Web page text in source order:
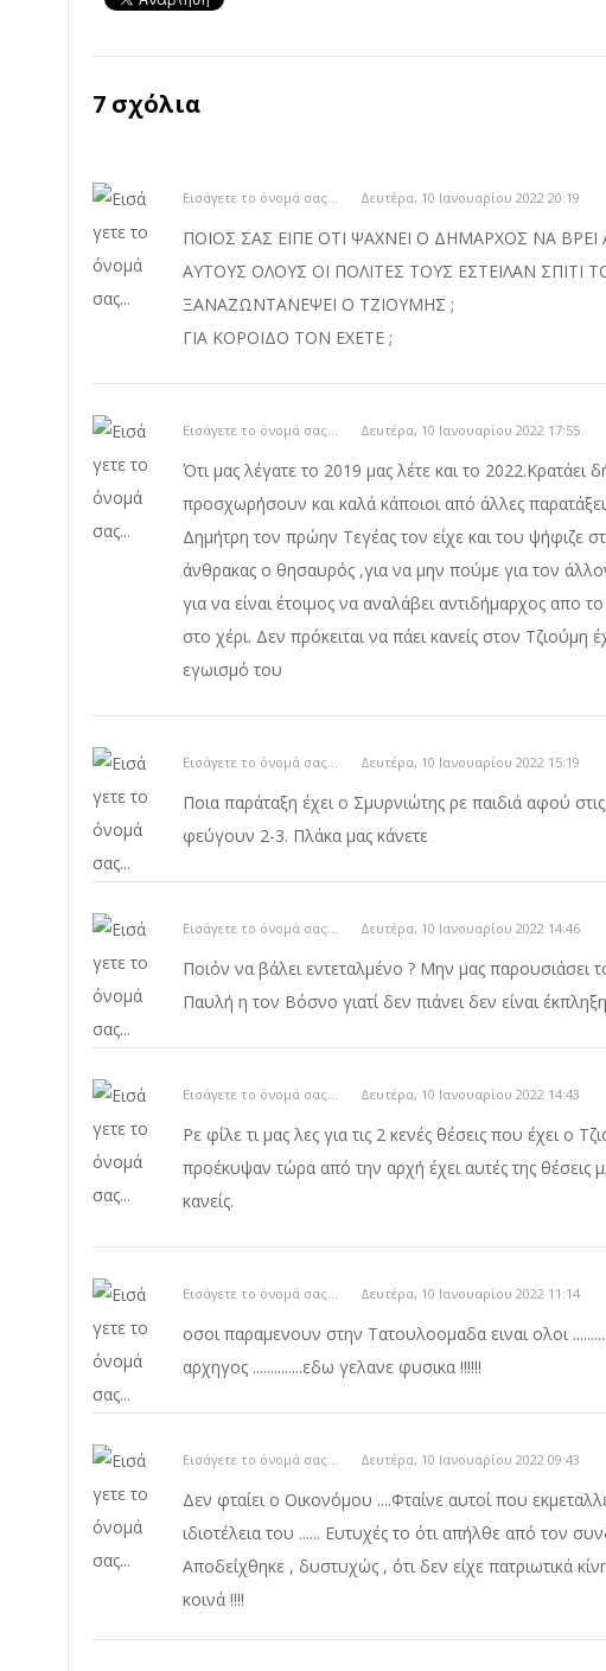
7 σχόλια
Εισάγετε το όνομά σας... Δευτέρα, 10 Ιανουαρίου 2022 20:19
ΠΟΙΟΣ ΣΑΣ ΕΙΠΕ ΟΤΙ ΨΑΧΝΕΙ Ο ΔΗΜΑΡΧΟΣ ΝΑ ΒΡΕΙ
ΑΥΤΟΥΣ ΟΛΟΥΣ ΟΙ ΠΟΛΙΤΕΣ ΤΟΥΣ ΕΣΤΕΙΛΑΝ ΣΠΙΤΙ
ΞΑΝΑΖΩΝΤΑΝΕΨΕΙ Ο ΤΖΙΟΥΜΗΣ ;
ΓΙΑ ΚΟΡΟΙΔΟ ΤΟΝ ΕΧΕΤΕ ;
Εισάγετε το όνομά σας... Δευτέρα, 10 Ιανουαρίου 2022 17:55
Ότι μας λέγατε το 2019 μας λέτε και το 2022.Κρατάει
προσχωρήσουν και καλά κάποιοι από άλλες
Δημήτρη τον πρώην Τεγέας τον είχε και του ψήφιζε
άνθρακας ο θησαυρός ,για να μην πούμε για τον
για να είναι έτοιμος να αναλάβει αντιδήμαρχος απο
στο χέρι. Δεν πρόκειται να πάει κανείς στον Τζιούμη
εγωισμό του
Εισάγετε το όνομά σας... Δευτέρα, 10 Ιανουαρίου 2022 15:19
Ποια παράταξη έχει ο Σμυρνιώτης ρε παιδιά αφού
φεύγουν 2-3. Πλάκα μας κάνετε
Εισάγετε το όνομά σας... Δευτέρα, 10 Ιανουαρίου 2022 14:46
Ποιόν να βάλει εντεταλμένο ? Μην μας
Παυλή η τον Βόσνο γιατί δεν πιάνει δεν είναι
Εισάγετε το όνομά σας... Δευτέρα, 10 Ιανουαρίου 2022 14:43
Ρε φίλε τι μας λες για τις 2 κενές θέσεις που έχει ο
προέκυψαν τώρα από την αρχή έχει αυτές της θέσεις
κανείς.
Εισάγετε το όνομά σας... Δευτέρα, 10 Ιανουαρίου 2022 11:14
οσοι παραμενουν στην Τατουλοομαδα ειναι ολοι
αρχηγος ..............εδω γελανε φυσικα !!!!!!
Εισάγετε το όνομά σας... Δευτέρα, 10 Ιανουαρίου 2022 09:43
Δεν φταίει ο Οικονόμου ....Φταίνε αυτοί που
ιδιοτέλεια του ...... Ευτυχές το ότι απήλθε από τον
Αποδείχθηκε , δυστυχώς , ότι δεν είχε πατριωτικά
κοινά !!!!